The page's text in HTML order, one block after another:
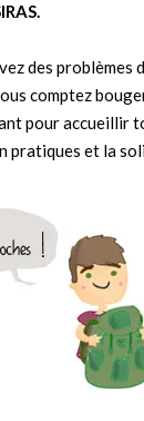
des
comptez
pour accueillir
pratiques et la